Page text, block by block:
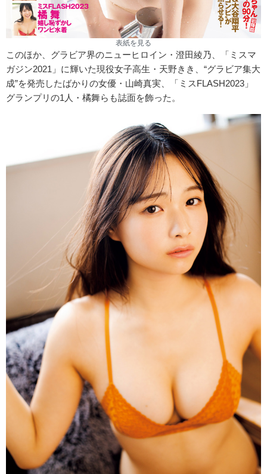
表紙を見る
このほか、グラビア界のニューヒロイン・澄田綾乃、「ミスマ
ガジン2021」に輝いた現役女子高生・天野きき、“グラビア集大
成”を発売したばかりの女優・山崎真実、「ミスFLASH2023」
グランプリの1人・橘舞らも誌面を飾った。